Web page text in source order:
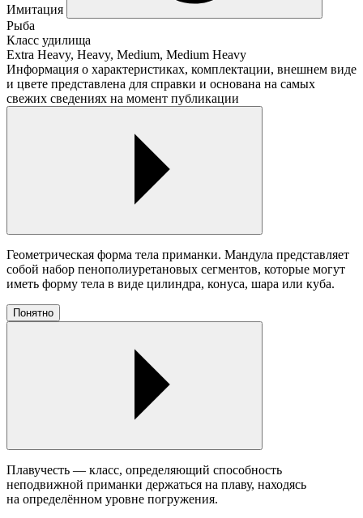
Имитация
Рыба
Класс удилища
Extra Heavy, Heavy, Medium, Medium Heavy
Информация о характеристиках, комплектации, внешнем виде
и цвете представлена для справки и основана на самых
свежих сведениях на момент публикации
Геометрическая форма тела приманки. Мандула представляет
собой набор пенополиуретановых сегментов, которые могут
иметь форму тела в виде цилиндра, конуса, шара или куба.
Понятно
Плавучесть — класс, определяющий способность
неподвижной приманки держаться на плаву, находясь
на определённом уровне погружения.